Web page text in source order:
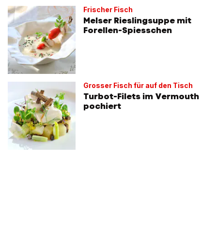
Frischer Fisch
Melser Rieslingsuppe mit
Forellen-Spiesschen
Grosser Fisch für auf den Tisch
Turbot-Filets im Vermouth
pochiert